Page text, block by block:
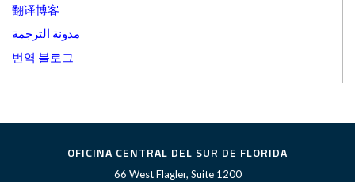
翻译博客
مدونة الترجمة
번역 블로그
OFICINA CENTRAL DEL SUR DE FLORIDA
66 West Flagler, Suite 1200